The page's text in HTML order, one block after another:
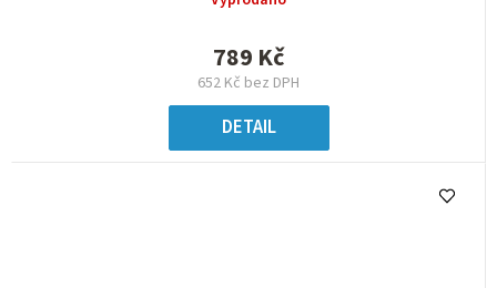
652 Kč bez DPH
789 Kč
DETAIL